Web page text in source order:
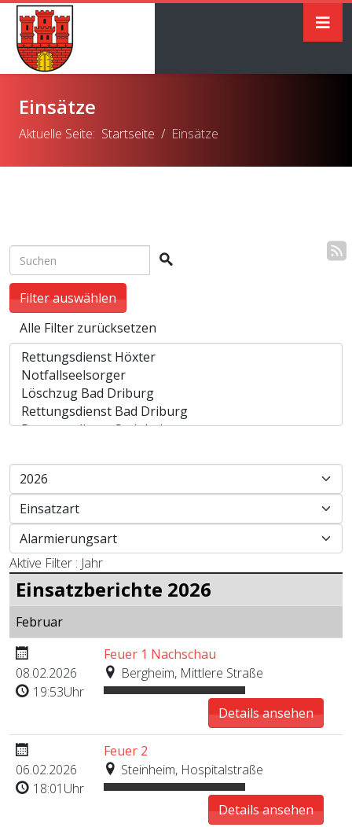
Einsätze
Aktuelle Seite: Startseite Einsätze
Filter auswählen
Alle Filter zurücksetzen
Aktive Filter : Jahr
Einsatzberichte 2026
Februar
08.02.2026
19:53Uhr
Feuer 1 Nachschau
Bergheim, Mittlere Straße
Details ansehen
06.02.2026
18:01Uhr
Feuer 2
Steinheim, Hospitalstraße
Details ansehen